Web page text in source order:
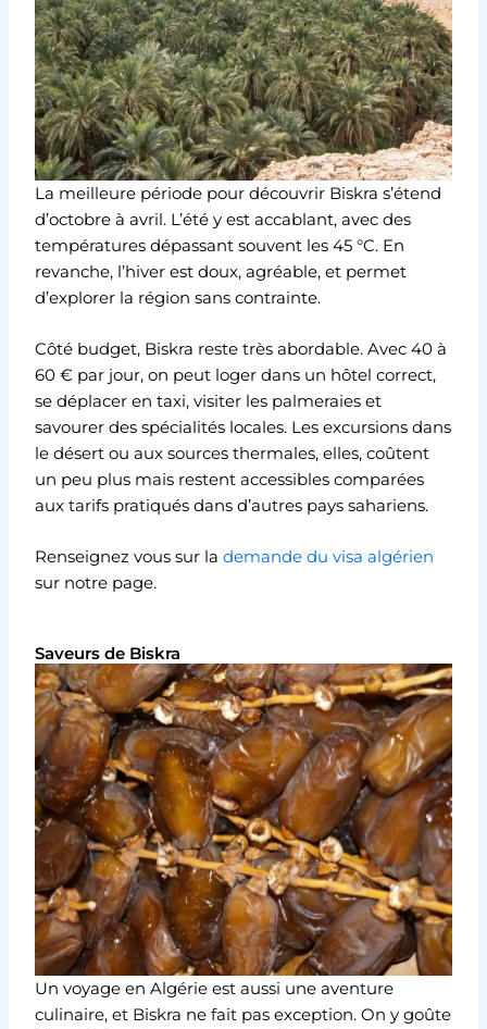
La meilleure période pour découvrir Biskra s’étend
d’octobre à avril. L’été y est accablant, avec des
températures dépassant souvent les 45 °C. En
revanche, l’hiver est doux, agréable, et permet
d’explorer la région sans contrainte.
Côté budget, Biskra reste très abordable. Avec 40 à
60 € par jour, on peut loger dans un hôtel correct,
se déplacer en taxi, visiter les palmeraies et
savourer des spécialités locales. Les excursions dans
le désert ou aux sources thermales, elles, coûtent
un peu plus mais restent accessibles comparées
aux tarifs pratiqués dans d’autres pays sahariens.
Renseignez vous sur lademande du visa algérien
sur notre page.
Saveurs de Biskra
Un voyage en Algérie est aussi une aventure
culinaire, et Biskra ne fait pas exception. On y goûte